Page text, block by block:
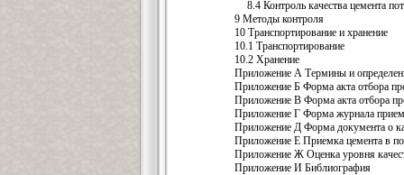
8.4 Контроль качества цемента
9 Методы контроля
10 Транспортирование и хранение
10.1 Транспортирование
10.2 Хранение
Приложение А Термины и
Приложение Б Форма акта отбора
Приложение В Форма акта отбора
Приложение Г Форма журнала
Приложение Д Форма документа о
Приложение Е Приемка цемента в
Приложение Ж Оценка уровня
Приложение И Библиография